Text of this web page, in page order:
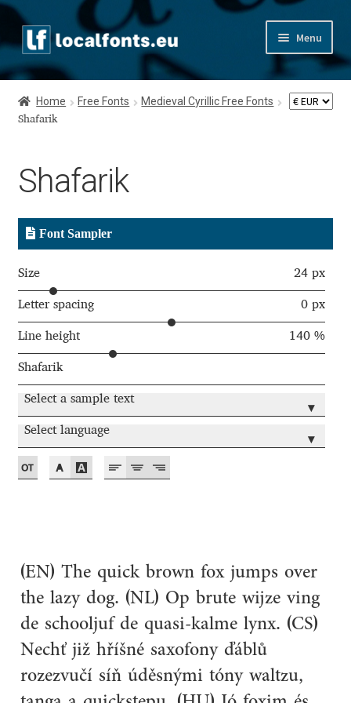
Skip
to
navigation
Skip
to
content
Menu
Home
Apostrophic Labs License
Arabic Fonts
Asia – languages and writing systems
Authors
Aaron Bell
Aaron D. Chand
Adam Jagosz
Adelina Apostolova
Adi Floyde
Adrian Frutiger
Home Free Fonts Medieval Cyrillic Free Fonts
Shafarik
Shafarik
Font Sampler
Size 24 px
Letter spacing 0 px
Line height 140 %
Shafarik
Select a sample text
▾
Select language
▾
(EN) The quick brown fox jumps over
the lazy dog. (NL) Op brute wijze ving
de schooljuf de quasi-kalme lynx. (CS)
Nechť již hříšné saxofony ďáblů
rozezvučí síň úděsnými tóny waltzu,